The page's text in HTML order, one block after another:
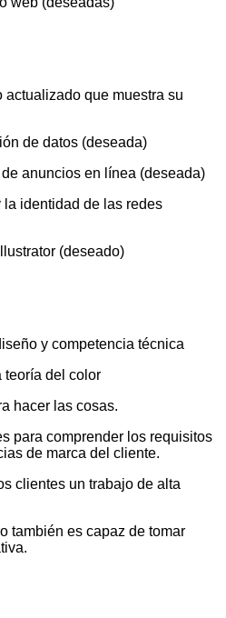
actualizado que muestra su
de datos (deseada)
anuncios en línea (deseada)
identidad de las redes
(deseado)
y competencia técnica
teoría del color
hacer las cosas.
para comprender los requisitos
de marca del cliente.
clientes un trabajo de alta
también es capaz de tomar